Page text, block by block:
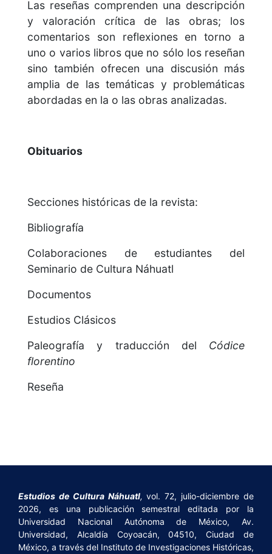
Las reseñas comprenden una descripción
y valoración crítica de las obras; los
comentarios son reflexiones en torno a
uno o varios libros que no sólo los reseñan
sino también ofrecen una discusión más
amplia de las temáticas y problemáticas
abordadas en la o las obras analizadas.
Obituarios
Secciones históricas de la revista:
Bibliografía
Colaboraciones de estudiantes del
Seminario de Cultura Náhuatl
Documentos
Estudios Clásicos
Paleografía y traducción del Códice
florentino
Reseña
Estudios de Cultura Náhuatl, vol. 72, julio-diciembre de
2026, es una publicación semestral editada por la
Universidad Nacional Autónoma de México, Av.
Universidad, Alcaldía Coyoacán, 04510, Ciudad de
México, a través del Instituto de Investigaciones Históricas,